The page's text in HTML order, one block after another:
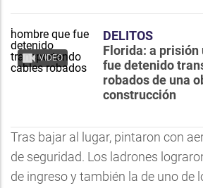
VIDEO
DELITOS
Florida: a prisión
fue detenido
robados de una
construcción
Tras bajar al lugar, pintaron con
de seguridad. Los ladrones
de ingreso y también la de uno de